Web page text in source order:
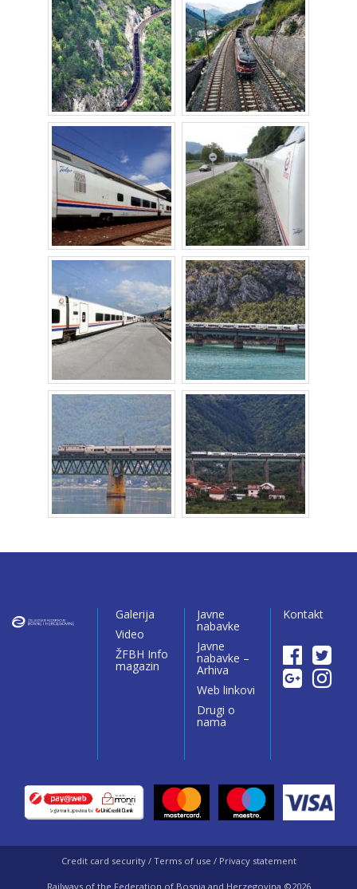
Galerija
Video
ŽFBH Info
magazin
Javne
nabavke
Javne
nabavke –
Arhiva
Web linkovi
Drugi o
nama
Kontakt
Credit card security / Terms of use / Privacy statement
Railways of the Federation of Bosnia and Herzegovina ©2026